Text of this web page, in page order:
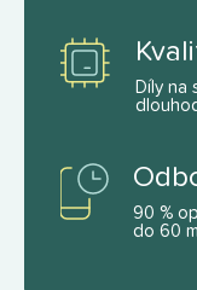
Díly na
90 %
do 60